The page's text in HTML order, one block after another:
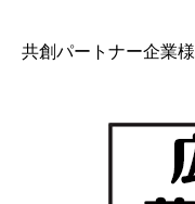
共創パートナー企業様